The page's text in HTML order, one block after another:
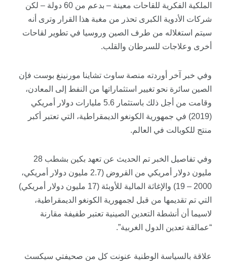
الملكية الفكرية للقاحات معينة – بدعم من 60 دولة – لكن
شركات الأدوية الكبرى تحذر من مغبة هذا القرار وترى أنه
سيتم استغلاله من طرف الصين وروسيا في تطوير لقاحات
أخرى وعلاجات للسرطان والقلب.
وفي خبر آخر أوردته منصة ساوث تشاينا مورنينغ بوست فإن
الصين سائرة نحو تغيير استثماراتها من النفط إلى المعادن،
وقامت من أجل ذلك باستثمار 5.6 مليارات دولار أمريكي
(2019) في جمهورية الكونغو الديمقراطية، التي تعتبر أكبر
منتج للكوبالت في العالم.
وفي تفاصيل الخبر تم الحديث عن تعهد بكين بشطب 28
مليون دولار أمريكي من القروض (2.7 مليون دولار أمريكي،
2000 – 19) والإغاثة المالية للأوبئة (17 مليون دولار أمريكي)
التي تم تقديمها من قبل لجمهورية الكونغو الديمقراطية،
لاسيما أن أنشطة التعدين الصينية تعتبر طفيفة مقارنة
“عمالقة تعدين الدول الغربية”.
علاقة بالسياسة الوطنية عنونت كل من صحيفتي سيكسث